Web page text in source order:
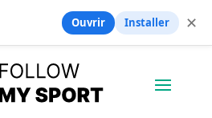
Ouvrir Installer ✕